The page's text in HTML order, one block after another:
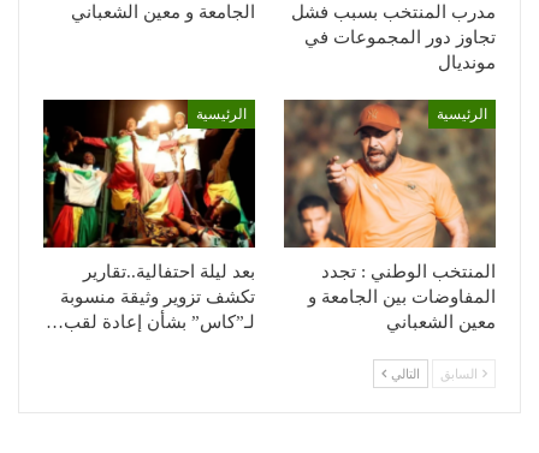
مدرب المنتخب بسبب فشل
تجاوز دور المجموعات في
مونديال
الجامعة و معين الشعباني
الرئيسية
المنتخب الوطني : تجدد
المفاوضات بين الجامعة و
معين الشعباني
الرئيسية
بعد ليلة احتفالية..تقارير
تكشف تزوير وثيقة منسوبة
لـ”كاس” بشأن إعادة لقب…
السابق التالي